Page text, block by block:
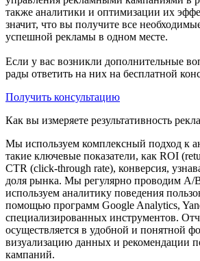
также аналитики и оптимизации их
значит, что вы получите все
успешной рекламы в одном месте.
Если у вас возникли дополнительные
рады ответить на них на бесплатной
Получить консультацию
Как вы измеряете результативность
Мы используем комплексный подход к
такие ключевые показатели, как ROI
CTR (click-through rate), конверсия,
доля рынка. Мы регулярно проводим A/
используем аналитику поведения
помощью программ Google Analytics,
специализированных инструментов.
осуществляется в удобной и понятной
визуализацию данных и рекомендации
кампаний.